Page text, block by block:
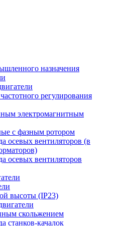
назначения
регулирования
электромагнитным
с фазным ротором
осевых вентиляторов (в
осевых вентиляторов
высоты (IP23)
скольжением
станков-качалок